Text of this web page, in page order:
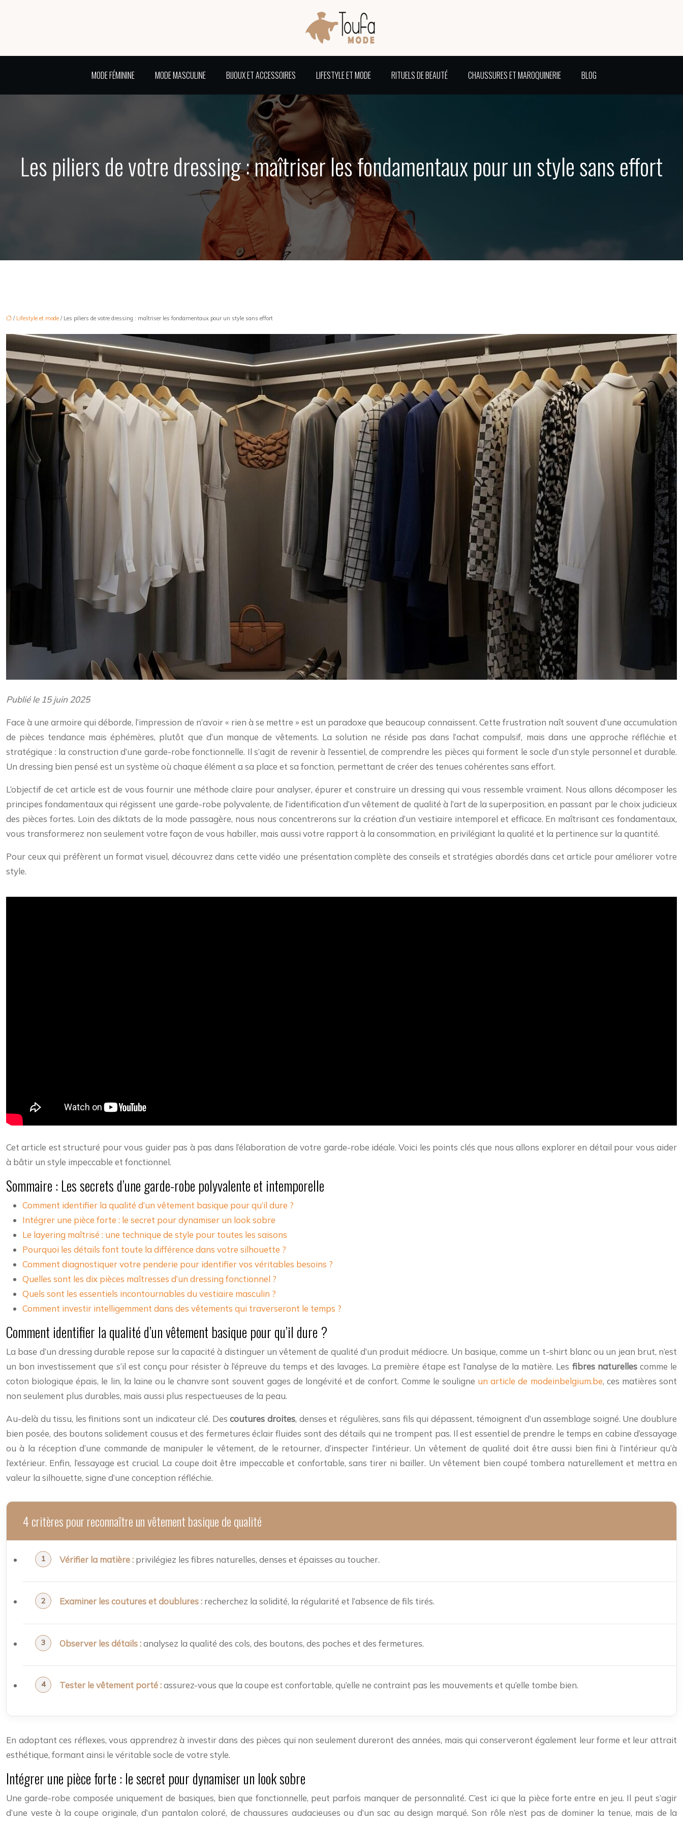
MODE FÉMININE MODE MASCULINE BIJOUX ET ACCESSOIRES LIFESTYLE ET MODE RITUELS DE BEAUTÉ CHAUSSURES ET MAROQUINERIE BLOG
Les piliers de votre dressing : maîtriser les fondamentaux pour un style sans effort
/ Lifestyle et mode / Les piliers de votre dressing : maîtriser les fondamentaux pour un style sans effort
Publié le 15 juin 2025
Face à une armoire qui déborde, l’impression de n’avoir « rien à se mettre » est un paradoxe que beaucoup connaissent. Cette frustration naît souvent d’une accumulation
de pièces tendance mais éphémères, plutôt que d’un manque de vêtements. La solution ne réside pas dans l’achat compulsif, mais dans une approche réfléchie et
stratégique : la construction d’une garde-robe fonctionnelle. Il s’agit de revenir à l’essentiel, de comprendre les pièces qui forment le socle d’un style personnel et durable.
Un dressing bien pensé est un système où chaque élément a sa place et sa fonction, permettant de créer des tenues cohérentes sans effort.
L’objectif de cet article est de vous fournir une méthode claire pour analyser, épurer et construire un dressing qui vous ressemble vraiment. Nous allons décomposer les
principes fondamentaux qui régissent une garde-robe polyvalente, de l’identification d’un vêtement de qualité à l’art de la superposition, en passant par le choix judicieux
des pièces fortes. Loin des diktats de la mode passagère, nous nous concentrerons sur la création d’un vestiaire intemporel et efficace. En maîtrisant ces fondamentaux,
vous transformerez non seulement votre façon de vous habiller, mais aussi votre rapport à la consommation, en privilégiant la qualité et la pertinence sur la quantité.
Pour ceux qui préfèrent un format visuel, découvrez dans cette vidéo une présentation complète des conseils et stratégies abordés dans cet article pour améliorer votre
style.
Cet article est structuré pour vous guider pas à pas dans l’élaboration de votre garde-robe idéale. Voici les points clés que nous allons explorer en détail pour vous aider
à bâtir un style impeccable et fonctionnel.
Sommaire : Les secrets d’une garde-robe polyvalente et intemporelle
Comment identifier la qualité d’un vêtement basique pour qu’il dure ?
Intégrer une pièce forte : le secret pour dynamiser un look sobre
Le layering maîtrisé : une technique de style pour toutes les saisons
Pourquoi les détails font toute la différence dans votre silhouette ?
Comment diagnostiquer votre penderie pour identifier vos véritables besoins ?
Quelles sont les dix pièces maîtresses d’un dressing fonctionnel ?
Quels sont les essentiels incontournables du vestiaire masculin ?
Comment investir intelligemment dans des vêtements qui traverseront le temps ?
Comment identifier la qualité d’un vêtement basique pour qu’il dure ?
La base d’un dressing durable repose sur la capacité à distinguer un vêtement de qualité d’un produit médiocre. Un basique, comme un t-shirt blanc ou un jean brut, n’est
un bon investissement que s’il est conçu pour résister à l’épreuve du temps et des lavages. La première étape est l’analyse de la matière. Les fibres naturellescomme le
coton biologique épais, le lin, la laine ou le chanvre sont souvent gages de longévité et de confort. Comme le souligne un article de modeinbelgium.be, ces matières sont
non seulement plus durables, mais aussi plus respectueuses de la peau.
Au-delà du tissu, les finitions sont un indicateur clé. Descoutures droites, denses et régulières, sans fils qui dépassent, témoignent d’un assemblage soigné. Une doublure
bien posée, des boutons solidement cousus et des fermetures éclair fluides sont des détails qui ne trompent pas. Il est essentiel de prendre le temps en cabine d’essayage
ou à la réception d’une commande de manipuler le vêtement, de le retourner, d’inspecter l’intérieur. Un vêtement de qualité doit être aussi bien fini à l’intérieur qu’à
l’extérieur. Enfin, l’essayage est crucial. La coupe doit être impeccable et confortable, sans tirer ni bailler. Un vêtement bien coupé tombera naturellement et mettra en
valeur la silhouette, signe d’une conception réfléchie.
4 critères pour reconnaître un vêtement basique de qualité
Vérifier la matière : privilégiez les fibres naturelles, denses et épaisses au toucher.
Examiner les coutures et doublures : recherchez la solidité, la régularité et l’absence de fils tirés.
Observer les détails :analysez la qualité des cols, des boutons, des poches et des fermetures.
Tester le vêtement porté :assurez-vous que la coupe est confortable, qu’elle ne contraint pas les mouvements et qu’elle tombe bien.
En adoptant ces réflexes, vous apprendrez à investir dans des pièces qui non seulement dureront des années, mais qui conserveront également leur forme et leur attrait
esthétique, formant ainsi le véritable socle de votre style.
Intégrer une pièce forte : le secret pour dynamiser un look sobre
Une garde-robe composée uniquement de basiques, bien que fonctionnelle, peut parfois manquer de personnalité. C’est ici que la pièce forte entre en jeu. Il peut s’agir
d’une veste à la coupe originale, d’un pantalon coloré, de chaussures audacieuses ou d’un sac au design marqué. Son rôle n’est pas de dominer la tenue, mais de la